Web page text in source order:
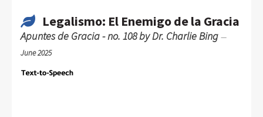
Legalismo: El Enemigo de la Gracia
Apuntes de Gracia - no. 108 by Dr. Charlie Bing —
June 2025